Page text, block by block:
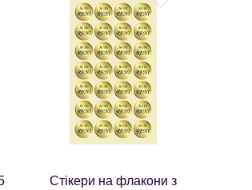
Стікери на флакони з